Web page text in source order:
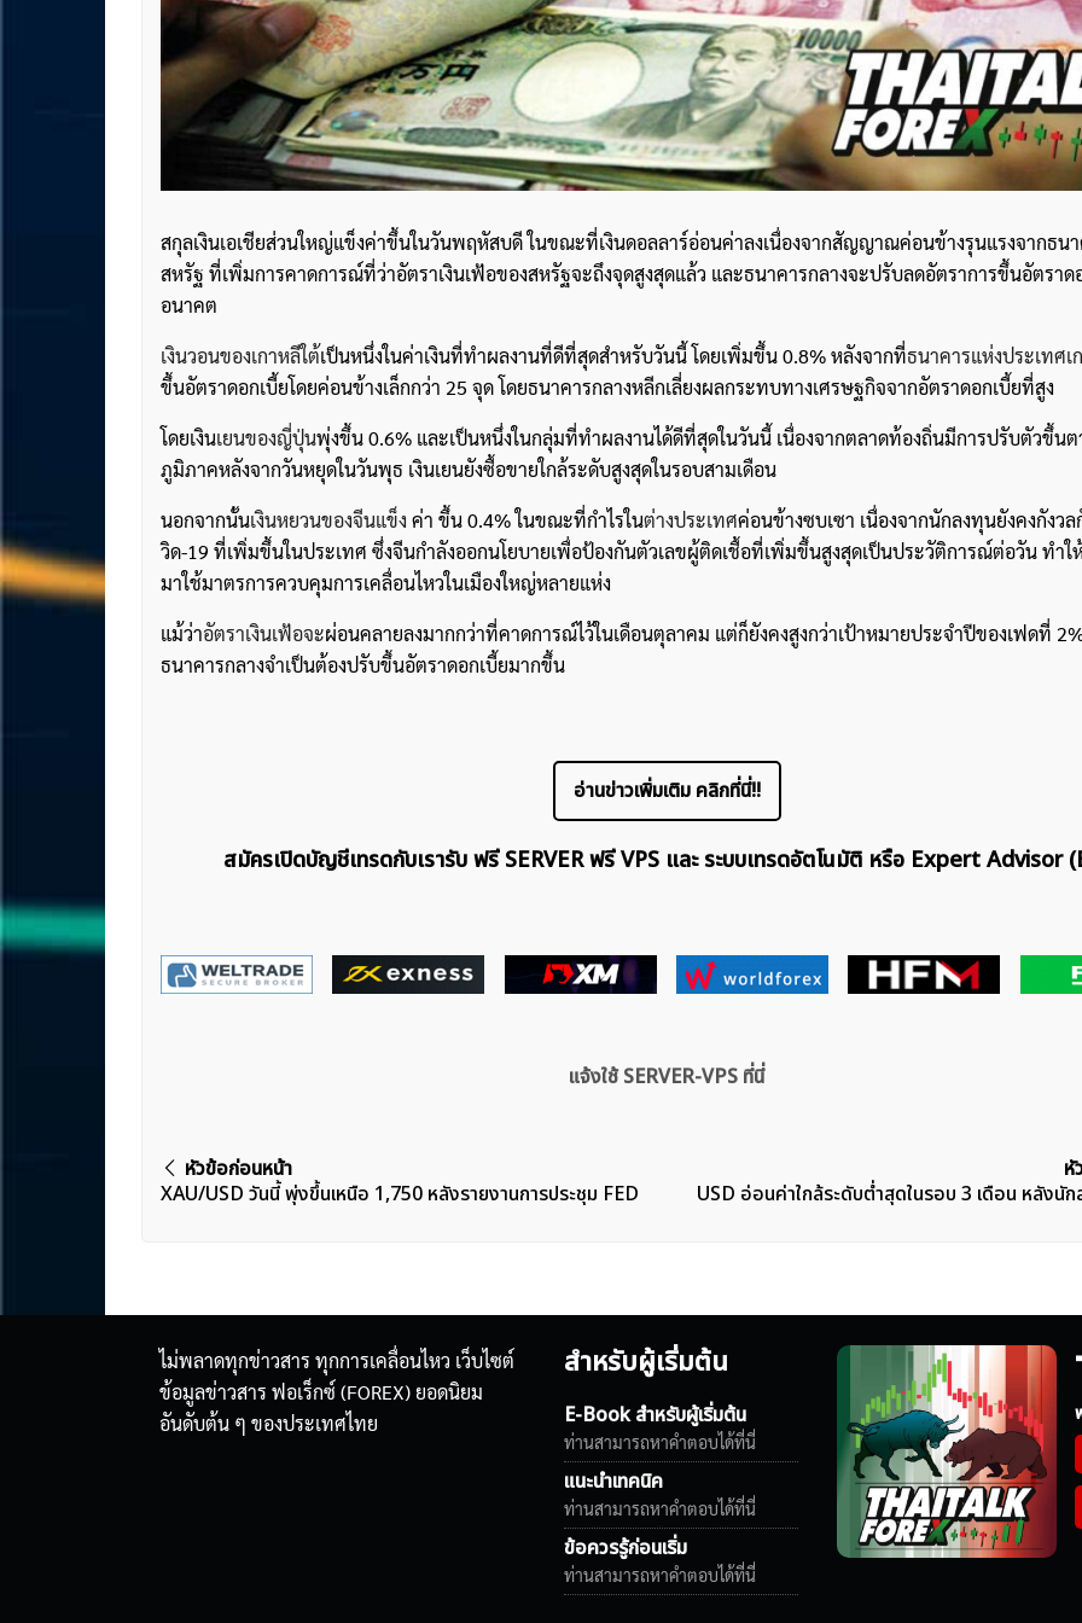
ค้นหา
สกุลเงินเอเชียส่วนใหญ่แข็งค่าขึ้นในวันพฤหัสบดี ในขณะที่เงินดอลลาร์อ่อนค่าลงเนื่องจากสัญญาณค่อนข้างรุนแรงจากธนา
สหรัฐ ที่เพิ่มการคาดการณ์ที่ว่าอัตราเงินเฟ้อของสหรัฐจะถึงจุดสูงสุดแล้ว และธนาคารกลางจะปรับลดอัตราการขึ้นอัตราด
อนาคต
เงินวอนของเกาหลีใต้เป็นหนึ่งในค่าเงินที่ทำผลงานที่ดีที่สุดสำหรับวันนี้ โดยเพิ่มขึ้น 0.8% หลังจากที่ธนาคารแห่งประเทศเ
ขึ้นอัตราดอกเบี้ยโดยค่อนข้างเล็กกว่า 25 จุด โดยธนาคารกลางหลีกเลี่ยงผลกระทบทางเศรษฐกิจจากอัตราดอกเบี้ยที่สูง
โดยเงินเยนของญี่ปุ่นพุ่งขึ้น 0.6% และเป็นหนึ่งในกลุ่มที่ทำผลงานได้ดีที่สุดในวันนี้ เนื่องจากตลาดท้องถิ่นมีการปรับตัวขึ้น
ภูมิภาคหลังจากวันหยุดในวันพุธ เงินเยนยังซื้อขายใกล้ระดับสูงสุดในรอบสามเดือน
นอกจากนั้นเงินหยวนของจีนแข็ง ค่า ขึ้น 0.4% ในขณะที่กำไรในต่างประเทศค่อนข้างซบเซา เนื่องจากนักลงทุนยังคงกังว
วิด-19 ที่เพิ่มขึ้นในประเทศ ซึ่งจีนกำลังออกนโยบายเพื่อป้องกันตัวเลขผู้ติดเชื้อที่เพิ่มขึ้นสูงสุดเป็นประวัติการณ์ต่อวัน ทำใ
มาใช้มาตรการควบคุมการเคลื่อนไหวในเมืองใหญ่หลายแห่ง
แม้ว่าอัตราเงินเฟ้อจะผ่อนคลายลงมากกว่าที่คาดการณ์ไว้ในเดือนตุลาคม แต่ก็ยังคงสูงกว่าเป้าหมายประจำปีของเฟดที่
ธนาคารกลางจำเป็นต้องปรับขึ้นอัตราดอกเบี้ยมากขึ้น
อ่านข่าวเพิ่มเติม คลิกที่นี่!!
สมัครเปิดบัญชีเทรดกับเรารับ ฟรี SERVER ฟรี VPS และ ระบบเทรดอัตโนมัติ หรือ Expert Advisor
แจ้งใช้ SERVER-VPS ที่นี่
แนะแนว
เรื่อง
หัวข้อก่อนหน้า
XAU/USD วันนี้ พุ่งขึ้นเหนือ 1,750 หลังรายงานการประชุม FED
หั
USD อ่อนค่าใกล้ระดับต่ำสุดในรอบ 3 เดือน หลังนัก
ไม่พลาดทุกข่าวสาร ทุกการเคลื่อนไหว เว็บไซต์
ข้อมูลข่าวสาร ฟอเร็กซ์ (FOREX) ยอดนิยม
อันดับต้น ๆ ของประเทศไทย
สำหรับผู้เริ่มต้น
E-Book สำหรับผู้เริ่มต้น
ท่านสามารถหาคำตอบได้ที่นี่
แนะนำเทคนิค
ท่านสามารถหาคำตอบได้ที่นี่
ข้อควรรู้ก่อนเริ่ม
ท่านสามารถหาคำตอบได้ที่นี่